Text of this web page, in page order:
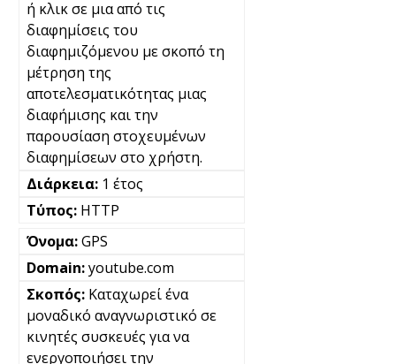
ή κλικ σε μια από τις
διαφημίσεις του
διαφημιζόμενου με σκοπό τη
μέτρηση της
αποτελεσματικότητας μιας
διαφήμισης και την
παρουσίαση στοχευμένων
διαφημίσεων στο χρήστη.
1 έτος
HTTP
GPS
youtube.com
Καταχωρεί ένα
μοναδικό αναγνωριστικό σε
κινητές συσκευές για να
ενεργοποιήσει την